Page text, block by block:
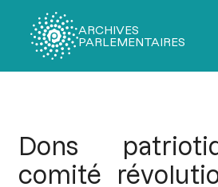
ARCHIVES
PARLEMENTAIRES
Dons
comité